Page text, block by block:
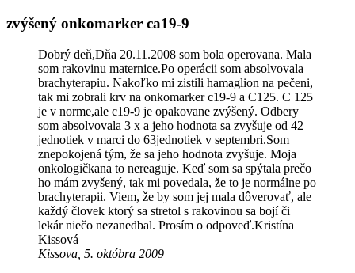
zvýšený onkomarker ca19-9
Dobrý deň,Dňa 20.11.2008 som bola operovana. Mala
som rakovinu maternice.Po operácii som absolvovala
brachyterapiu. Nakoľko mi zistili hamaglion na pečeni,
tak mi zobrali krv na onkomarker c19-9 a C125. C 125
je v norme,ale c19-9 je opakovane zvýšený. Odbery
som absolvovala 3 x a jeho hodnota sa zvyšuje od 42
jednotiek v marci do 63jednotiek v septembri.Som
znepokojená tým, že sa jeho hodnota zvyšuje. Moja
onkologičkana to nereaguje. Keď som sa spýtala prečo
ho mám zvyšený, tak mi povedala, že to je normálne po
brachyterapii. Viem, že by som jej mala dôverovať, ale
každý človek ktorý sa stretol s rakovinou sa bojí či
lekár niečo nezanedbal. Prosím o odpoveď.Kristína
Kissová
Kissova, 5. októbra 2009